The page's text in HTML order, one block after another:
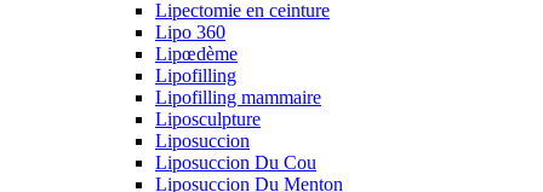
Lipectomie en ceinture
Lipo 360
Lipœdème
Lipofilling
Lipofilling mammaire
Liposculpture
Liposuccion
Liposuccion Du Cou
Liposuccion Du Menton